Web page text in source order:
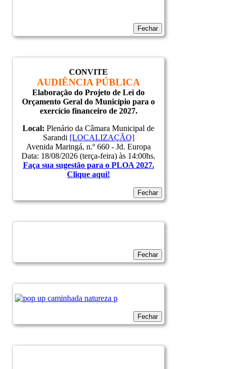
Fechar
CONVITE
AUDIÊNCIA PÚBLICA
Elaboração do Projeto de Lei do
Orçamento Geral do Município para o
exercício financeiro de 2027.
Local: Plenário da Câmara Municipal de
Sarandi [LOCALIZAÇÃO]
Avenida Maringá, n.º 660 - Jd. Europa
Data: 18/08/2026 (terça-feira) às 14:00hs.
Faça sua sugestão para o PLOA 2027.
Clique aqui!
Fechar
Fechar
Fechar